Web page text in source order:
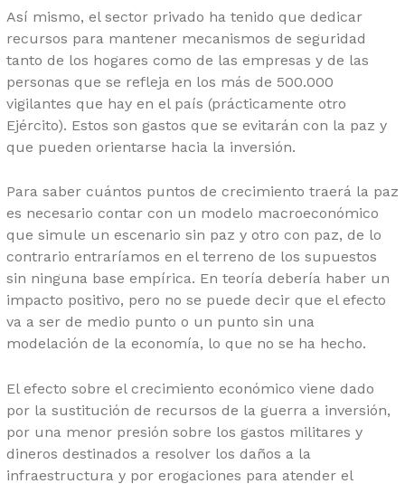
Así mismo, el sector privado ha tenido que dedicar
recursos para mantener mecanismos de seguridad
tanto de los hogares como de las empresas y de las
personas que se refleja en los más de 500.000
vigilantes que hay en el país (prácticamente otro
Ejército). Estos son gastos que se evitarán con la paz y
que pueden orientarse hacia la inversión.
Para saber cuántos puntos de crecimiento traerá la paz
es necesario contar con un modelo macroeconómico
que simule un escenario sin paz y otro con paz, de lo
contrario entraríamos en el terreno de los supuestos
sin ninguna base empírica. En teoría debería haber un
impacto positivo, pero no se puede decir que el efecto
va a ser de medio punto o un punto sin una
modelación de la economía, lo que no se ha hecho.
El efecto sobre el crecimiento económico viene dado
por la sustitución de recursos de la guerra a inversión,
por una menor presión sobre los gastos militares y
dineros destinados a resolver los daños a la
infraestructura y por erogaciones para atender el